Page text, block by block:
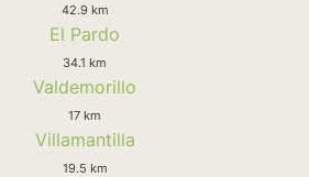
42.9 km
El Pardo
34.1 km
Valdemorillo
17 km
Villamantilla
19.5 km